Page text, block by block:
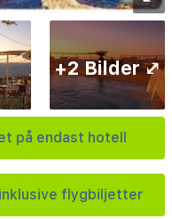
på endast hotell
flygbiljetter
+2 Bilder ⤢